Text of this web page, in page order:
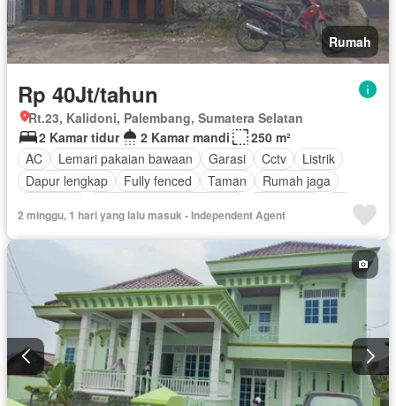
Rumah
Rp 40Jt/tahun
Rt.23, Kalidoni, Palembang, Sumatera Selatan
2 Kamar tidur
2 Kamar mandi
250 m²
AC
Lemari pakaian bawaan Garasi Cctv
Listrik
Dapur lengkap
Fully fenced Taman
Rumah jaga
Halaman
Sebagian perabotan
2 minggu, 1 hari yang lalu masuk - Independent Agent